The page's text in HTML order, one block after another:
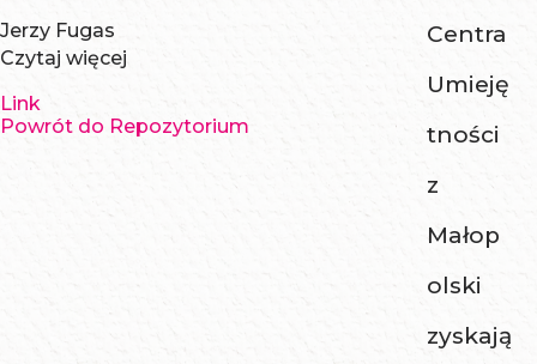
Jerzy Fugas
Czytaj więcej
Link
Powrót do Repozytorium
Centra
Umieję
tności
z
Małop
olski
zyskają